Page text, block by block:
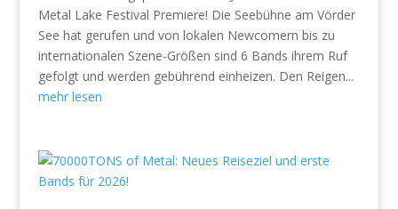
Metal Lake Festival Premiere! Die Seebühne am Vörder
See hat gerufen und von lokalen Newcomern bis zu
internationalen Szene-Größen sind 6 Bands ihrem Ruf
gefolgt und werden gebührend einheizen. Den Reigen...
mehr lesen